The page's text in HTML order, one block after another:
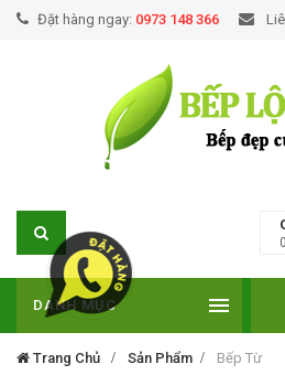
Đặt hàng ngay: 0973 148 366
0
DANH MỤC
Trang Chủ Sản Phẩm Bếp Từ